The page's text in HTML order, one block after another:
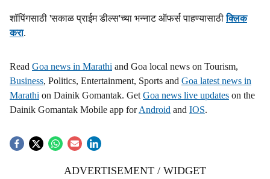
शॉपिंगसाठी 'सकाळ प्राईम डील्स'च्या भन्नाट ऑफर्स पाहण्यासाठीक्लिक
करा.
Read Goa news in Marathi and Goa local news on Tourism,
Business, Politics, Entertainment, Sports and Goa latest news in
Marathi on Dainik Gomantak. Get Goa news live updates on the
Dainik Gomantak Mobile app forAndroid and IOS.
ADVERTISEMENT / WIDGET